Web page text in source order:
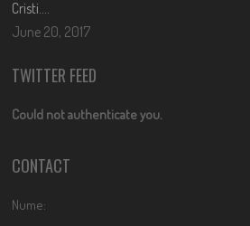
Cristi….
June 20, 2017
TWITTER FEED
Could not authenticate you.
CONTACT
Nume: